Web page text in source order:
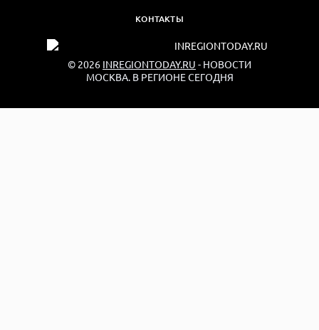
КОНТАКТЫ
© 2026 INREGIONTODAY.RU - НОВОСТИ
МОСКВА. В РЕГИОНЕ СЕГОДНЯ